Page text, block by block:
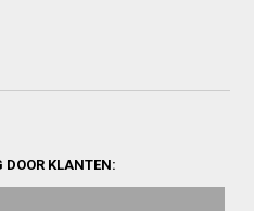
DOOR KLANTEN: